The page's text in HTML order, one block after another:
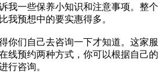
我一些保养小知识和注意事项。整个
我预想中的要实惠得多。
你们自己去咨询一下才知道。这家服
线预约两种方式，你可以根据自己的
行咨询。